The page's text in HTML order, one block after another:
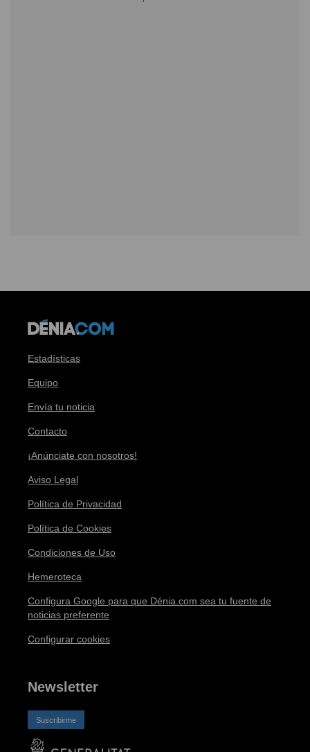
Estadísticas
Equipo
Envía tu noticia
Contacto
¡Anúnciate con nosotros!
Aviso Legal
Política de Privacidad
Política de Cookies
Condiciones de Uso
Hemeroteca
Configura Google para que Dénia.com sea tu fuente de
noticias preferente
Configurar cookies
Newsletter
Suscribirme